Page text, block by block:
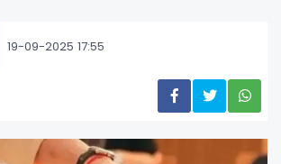
19-09-2025 17:55